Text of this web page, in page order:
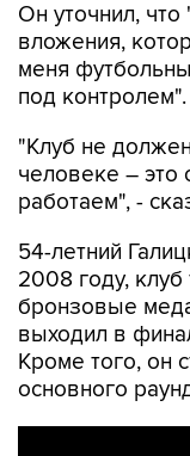
Он уточнил, что
вложения,
меня
под контролем".
"Клуб не
человеке –
работаем", -
54-летний
2008 году,
бронзовые
выходил в
Кроме того, он
основного